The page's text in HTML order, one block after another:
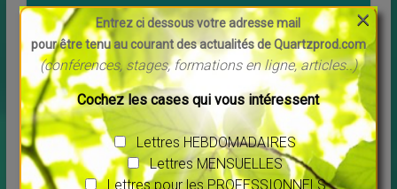
00 h 00
Formation compléte et pratique
en Géobiologie
Entrez ci dessous votre adresse mail
pour être tenu au courant des actualités de Quartzprod.com
(conférences, stages, formations en ligne, articles..)
Cochez les cases qui vous intéressent
Lettres HEBDOMADAIRES
Lettres MENSUELLES
Lettres pour les PROFESSIONNELS
×